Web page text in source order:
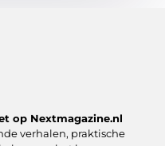
op Nextmagazine.nl
verhalen, praktische